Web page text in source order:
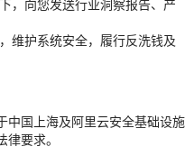
，向您发送行业洞察报告、产
维护系统安全，履行反洗钱及
中国上海及阿里云安全基础设施
要求。